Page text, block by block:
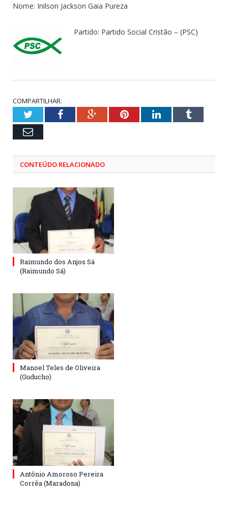
Nome: Inilson Jackson Gaia Pureza
Partido: Partido Social Cristão – (PSC)
COMPARTILHAR:
TwitterFacebookGoogle+PinterestLinkedInTumblr
Email
CONTEÚDO RELACIONADO
Raimundo dos Anjos Sá
(Raimundo Sá)
Manoel Teles de Oliveira
(Guducho)
Antônio Amoroso Pereira
Corrêa (Maradona)